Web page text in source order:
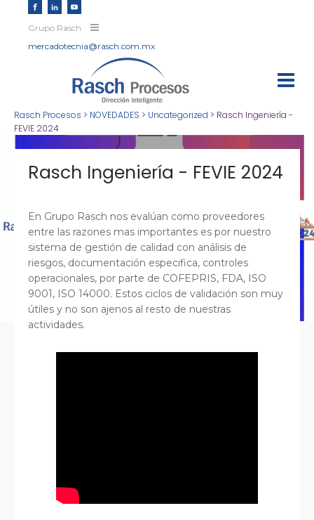
Grupo Rasch
mercadotecnia@rasch.com.mx
Rasch Procesos > NOVEDADES > Uncategorized > Rasch Ingeniería -
FEVIE 2024
Rasch Ingeniería - FEVIE 2024
En Grupo Rasch nos evalúan como proveedores
entre las razones mas importantes es por nuestro
sistema de gestión de calidad con análisis de
riesgos, documentación especifica, controles
operacionales, por parte de COFEPRIS, FDA, ISO
9001, ISO 14000. Estos ciclos de validación son muy
útiles y no son ajenos al resto de nuestras
actividades.